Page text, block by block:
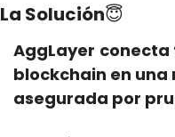
La Solución😇
AggLayer conecta
blockchain en
asegurada por